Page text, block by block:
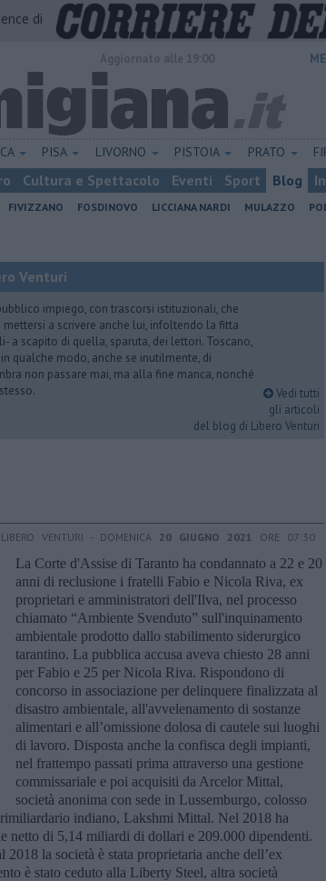
di
PISA LIVORNO PISTOIA PRATO
Cultura e Spettacolo Eventi Sport Blog
FIVIZZANO FOSDINOVO LICCIANA NARDI MULAZZO
Venturi
impiego, con trascorsi istituzionali, che
a scrivere anche lui, infoltendo la fitta
a scapito di quella, sparuta, dei lettori. Toscano,
qualche modo, anche se inutilmente, di
non passare mai, ma alla fine manca, nonché
Vedi tutti
gli articoli
del blog di Libero Venturi
VENTURI - DOMENICA 20 GIUGNO 2021 ORE 07:30
La Corte d'Assise di Taranto ha condannato a 22 e 20
anni di reclusione i fratelli Fabio e Nicola Riva, ex
proprietari e amministratori dell'Ilva, nel processo
chiamato “Ambiente Svenduto” sull'inquinamento
ambientale prodotto dallo stabilimento siderurgico
tarantino. La pubblica accusa aveva chiesto 28 anni
per Fabio e 25 per Nicola Riva. Rispondono di
concorso in associazione per delinquere finalizzata al
disastro ambientale, all'avvelenamento di sostanze
alimentari e all’omissione dolosa di cautele sui luoghi
di lavoro. Disposta anche la confisca degli impianti,
nel frattempo passati prima attraverso una gestione
commissariale e poi acquisiti da Arcelor Mittal,
società anonima con sede in Lussemburgo, colosso
indiano, Lakshmi Mittal. Nel 2018 ha
netto di 5,14 miliardi di dollari e 209.000 dipendenti.
la società è stata proprietaria anche dell’ex
è stato ceduto alla Liberty Steel, altra società